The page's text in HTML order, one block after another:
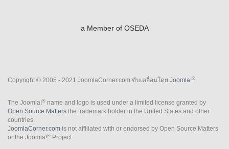
a Member of OSEDA
Copyright © 2005 - 2021 JoomlaCorner.com ขับเคลื่อนโดย Joomla!®.
The Joomla!® name and logo is used under a limited license granted by
Open Source Matters the trademark holder in the United States and other
countries.
JoomlaCorner.com is not affiliated with or endorsed by Open Source Matters
or the Joomla!® Project